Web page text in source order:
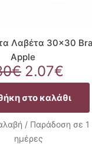
Λαβέτα 30×30
Apple
€ Original
price
was:
2.30€.
2.07€
τιμή
στο καλάθι
/ Παράδοση σε 1
ημέρες